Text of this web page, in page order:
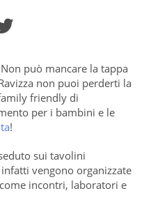
può mancare la tappa
non puoi perderti la
friendly di
per i bambini e le
!
sui tavolini
vengono organizzate
incontri, laboratori e